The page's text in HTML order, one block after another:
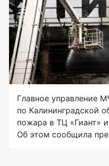
Главное управление
по Калининградской
пожара в ТЦ «Гиант»
Об этом сообщила